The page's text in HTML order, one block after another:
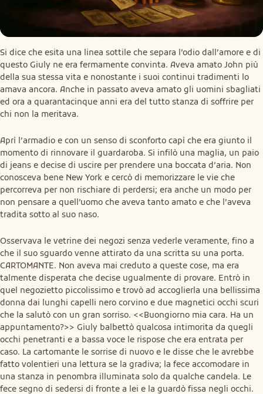
Si dice che esita una linea sottile che separa l’odio dall’amore e di
questo Giuly ne era fermamente convinta. Aveva amato John più
della sua stessa vita e nonostante i suoi continui tradimenti lo
amava ancora. Anche in passato aveva amato gli uomini sbagliati
ed ora a quarantacinque anni era del tutto stanza di soffrire per
chi non la meritava.
Aprì l’armadio e con un senso di sconforto capì che era giunto il
momento di rinnovare il guardaroba. Si infilò una maglia, un paio
di jeans e decise di uscire per prendere una boccata d’aria. Non
conosceva bene New York e cercò di memorizzare le vie che
percorreva per non rischiare di perdersi; era anche un modo per
non pensare a quell’uomo che aveva tanto amato e che l’aveva
tradita sotto al suo naso.
Osservava le vetrine dei negozi senza vederle veramente, fino a
che il suo sguardo venne attirato da una scritta su una porta.
CARTOMANTE. Non aveva mai creduto a queste cose, ma era
talmente disperata che decise ugualmente di provare. Entrò in
quel negozietto piccolissimo e trovò ad accoglierla una bellissima
donna dai lunghi capelli nero corvino e due magnetici occhi scuri
che la salutò con un gran sorriso. <<Buongiorno mia cara. Ha un
appuntamento?>> Giuly balbettò qualcosa intimorita da quegli
occhi penetranti e a bassa voce le rispose che era entrata per
caso. La cartomante le sorrise di nuovo e le disse che le avrebbe
fatto volentieri una lettura se la gradiva; la fece accomodare in
una stanza in penombra illuminata solo da qualche candela. Le
fece segno di sedersi di fronte a lei e la guardò fissa negli occhi.